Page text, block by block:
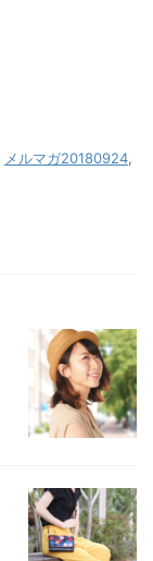
メルマガ20180924,